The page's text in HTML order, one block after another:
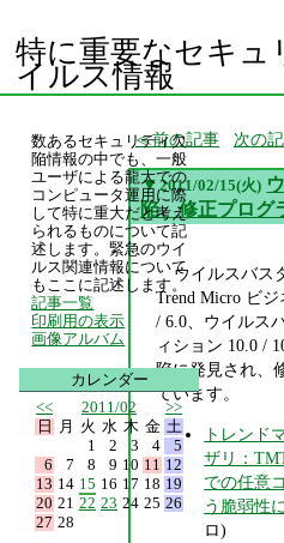
特に重要なセキュ
イルス情報
前の記事 次の
▼ 2011/02/15(火)
陥、修正プログ
ウイルスバス
Trend Micro ビ
/ 6.0、ウイルス
ィション 10.0 /
陥に発見され、
ています。
トレンド
ザリ：
での任意
う脆弱性
ロ)
数あるセキュリティ欠
陥情報の中でも、一般
ユーザによる龍大での
コンピュータ運用に際
して特に重大だと考え
られるものについて記
述します。緊急のウイ
ルス関連情報について
もここに記述します。
記事一覧
印刷用の表示
画像アルバム
カレンダー
<<
2011/02
>>
日
月 火 水 木 金 土
1
2 3 4
5
6
7 8 9 10 11 12
13 14 15 16 17 18 19
20 21 22 23 24 25 26
27 28